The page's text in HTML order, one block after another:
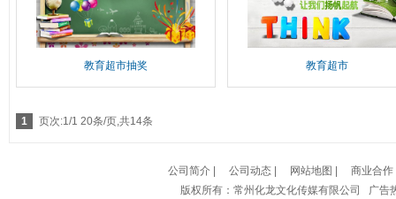
教育超市抽奖 教育超市
1 页次:1/1 20条/页,共14条
公司简介 公司动态 网站地图 商业合作
版权所有：常州化龙文化传媒有限公司 广